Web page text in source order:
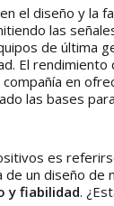
el diseño y la
las
de última
El
en
las bases
es
de un diseño
y fiabilidad.